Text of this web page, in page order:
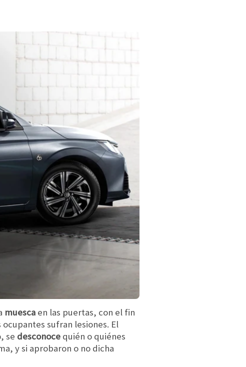
muesca en las puertas, con el fin
sufran lesiones. El
se desconoce quién o quiénes
y si aprobaron o no dicha